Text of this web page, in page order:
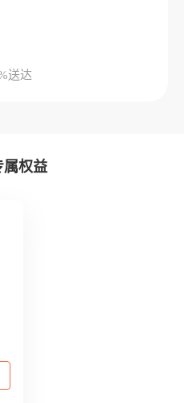
送达
属权益